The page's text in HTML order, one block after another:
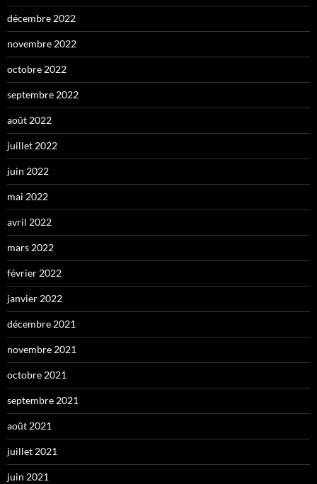
décembre 2022
novembre 2022
octobre 2022
septembre 2022
août 2022
juillet 2022
juin 2022
mai 2022
avril 2022
mars 2022
février 2022
janvier 2022
décembre 2021
novembre 2021
octobre 2021
septembre 2021
août 2021
juillet 2021
juin 2021